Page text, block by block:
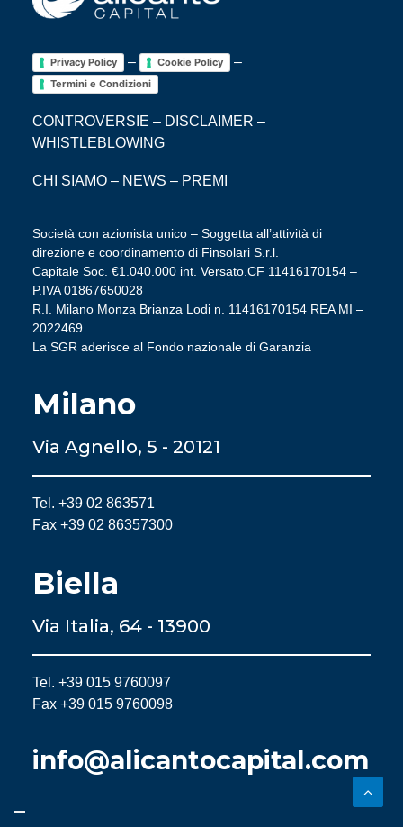
Privacy Policy – Cookie Policy –
Termini e Condizioni
CONTROVERSIE – DISCLAIMER –
WHISTLEBLOWING
CHI SIAMO – NEWS – PREMI
Società con azionista unico – Soggetta all’attività di
direzione e coordinamento di Finsolari S.r.l.
Capitale Soc. €1.040.000 int. Versato.CF 11416170154 –
P.IVA 01867650028
R.I. Milano Monza Brianza Lodi n. 11416170154 REA MI –
2022469
La SGR aderisce al Fondo nazionale di Garanzia
Milano
Via Agnello, 5 - 20121
Tel. +39 02 863571
Fax +39 02 86357300
Biella
Via Italia, 64 - 13900
Tel. +39 015 9760097
Fax +39 015 9760098
info@alicantocapital.com